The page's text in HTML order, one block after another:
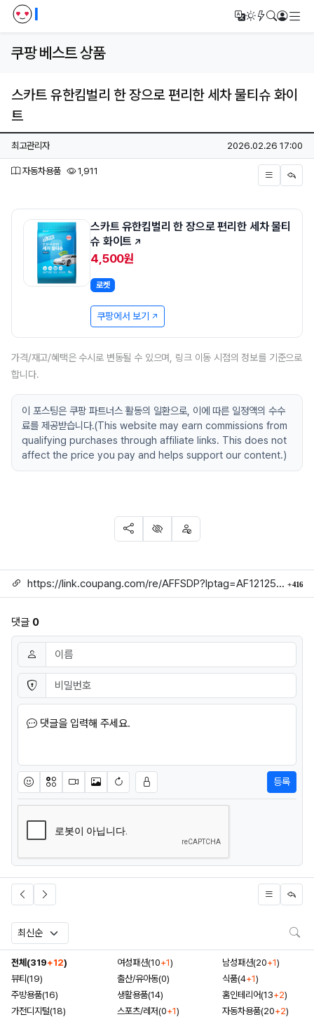
I 번역다크모드
새글/새댓글
검색로그인
쿠팡 베스트 상품
스카트 유한킴벌리 한 장으로 편리한 세차 물티슈 화이
트
페이지 정보
작성자
최고관리자 작성일
2026.02.26 17:00
분류
자동차용품 1,911
본문
스카트 유한킴벌리 한 장으로 편리한 세차 물티
슈 화이트
4,500원
로켓
쿠팡에서 보기
가격/재고/혜택은 수시로 변동될 수 있으며, 링크 이동 시점의 정보를 기준으로
합니다.
이 포스팅은 쿠팡 파트너스 활동의 일환으로, 이에 따른 일정액의 수수
료를 제공받습니다.(This website may earn commissions from
qualifying purchases through affiliate links. This does not
affect the price you pay and helps support our content.)
SNS 공유
신고 차단
링크 https://link.coupang.com/re/AFFSDP?lptag=AF1212524&subid=mojorida2&pageKey=9212737717&itemId=27216106997&vendorItemId=94183338425&traceid=V0-113-5b0d4e2b049746a2 416회
댓글 0
댓글쓰기
이름 필수
비밀번호 필수
댓글을 입력해 주세요.
이모티콘아이콘동영상이미지새댓글 작성
등록
전체(319+12) 여성패션(10+1) 남성패션(20+1)
뷰티(19)
출산/유아동(0) 식품(4+1)
주방용품(16)
생활용품(14) 홈인테리어(13+2)
가전디지털(18)
스포츠/레저(0+1) 자동차용품(20+2)